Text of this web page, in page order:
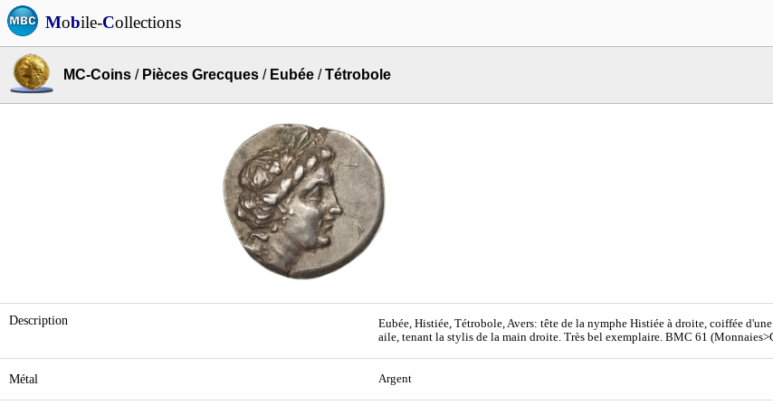
Mobile-Collections
MC-Coins / Pièces Grecques / Eubée /Tétrobole
Description
Eubée, Histiée, Tétrobole, Avers: tête de la nymphe Histiée à droite, coiffée
aile, tenant la stylis de la main droite. Très bel exemplaire. BMC 61
Métal Argent